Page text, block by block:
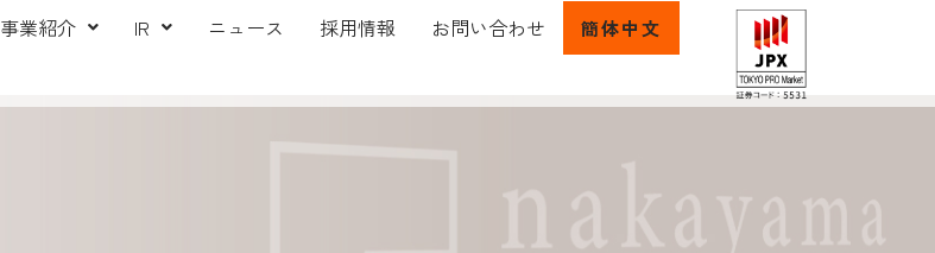
事業紹介 IR ニュース 採用情報 お問い合わせ 簡体中文